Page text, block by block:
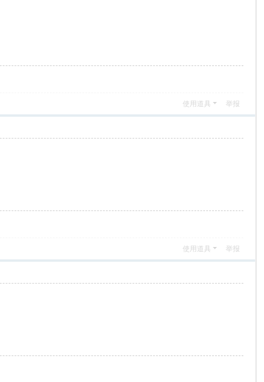
使用道具 举报
使用道具 举报